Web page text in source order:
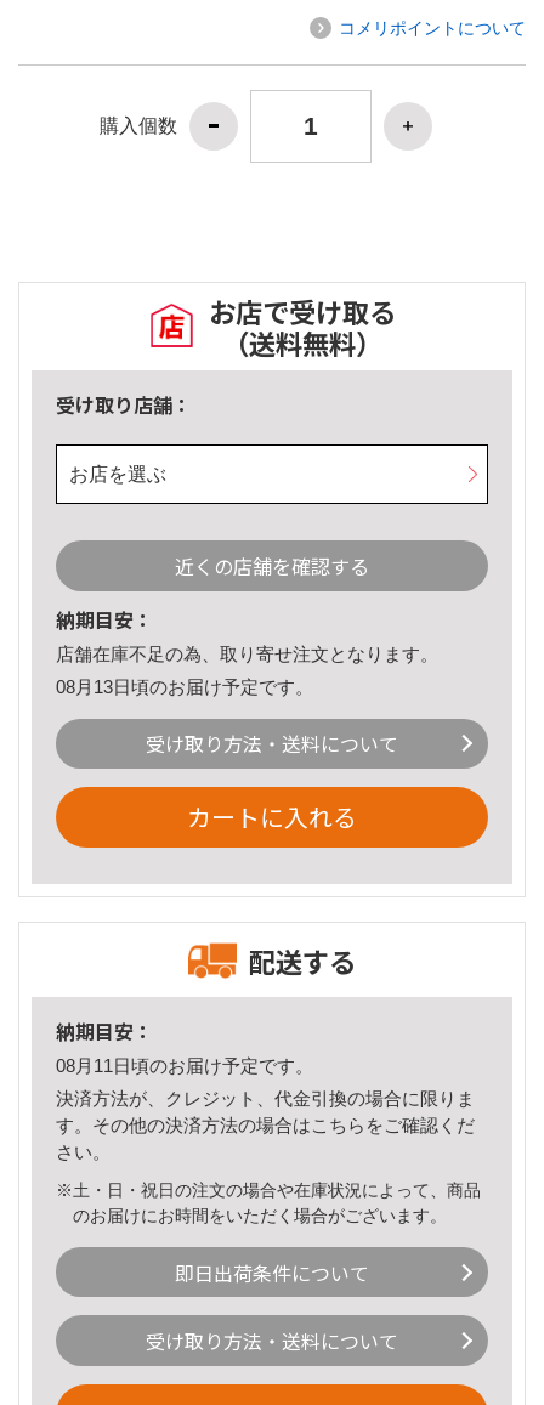
コメリポイントについて
購入個数
お店で受け取る
（送料無料）
受け取り店舗：
お店を選ぶ
近くの店舗を確認する
納期目安：
店舗在庫不足の為、取り寄せ注文となります。
08月13日頃のお届け予定です。
受け取り方法・送料について
カートに入れる
配送する
納期目安：
08月11日頃のお届け予定です。
決済方法が、クレジット、代金引換の場合に限りま
す。その他の決済方法の場合はこちら をご確認くだ
さい。
※土・日・祝日の注文の場合や在庫状況によって、商品
のお届けにお時間をいただく場合がございます。
即日出荷条件について
受け取り方法・送料について